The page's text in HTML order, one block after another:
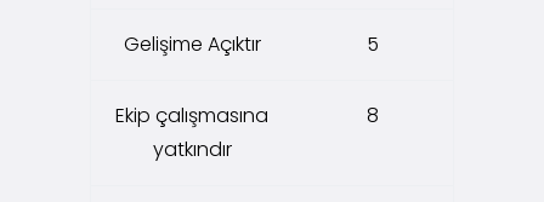
Gelişime Açıktır 5
Ekip çalışmasına
yatkındır
8